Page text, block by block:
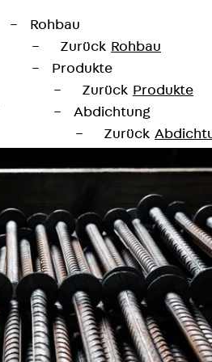
Rohbau
Zurück Rohbau
Produkte
Zurück Produkte
Abdichtung
Zurück
Zurück
KUNEX®
KUNEX®
KUNEX®
KUNEX®
KUNEX®
KUNEX®
KUNEX®
KUNEX®